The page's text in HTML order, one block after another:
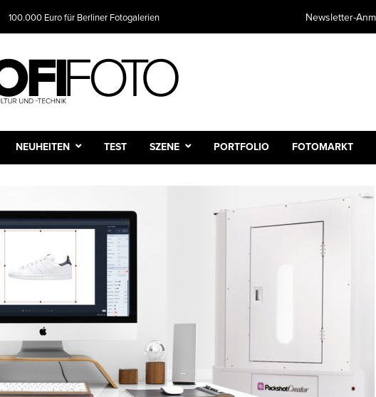
100.000 Euro für Berliner Fotogalerien Newsletter-
NEUHEITEN TEST SZENE PORTFOLIO FOTOMARKT